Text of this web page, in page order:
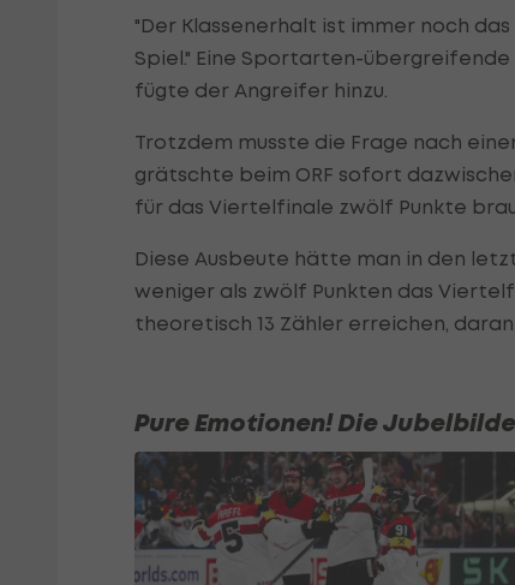
"Der Klassenerhalt ist immer noch
Spiel." Eine Sportarten-übergreifende
fügte der Angreifer hinzu.
Trotzdem musste die Frage nach
grätschte beim ORF sofort
für das Viertelfinale zwölf Punkte
Diese Ausbeute hätte man in den
weniger als zwölf Punkten das
theoretisch 13 Zähler erreichen,
Pure Emotionen! Die